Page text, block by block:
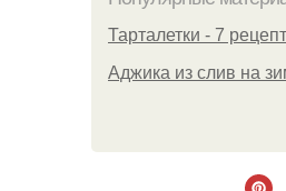
Тарталетки - 7
Аджика из слив на